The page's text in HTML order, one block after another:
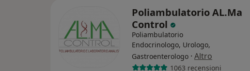
Poliambulatorio AL.Ma
Control
Poliambulatorio
Endocrinologo, Urologo,
Gastroenterologo · Altro
1063 recensioni